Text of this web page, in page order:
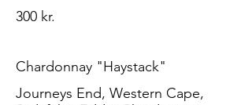
300 kr.
Chardonnay "Haystack"
Journeys End, Western Cape,